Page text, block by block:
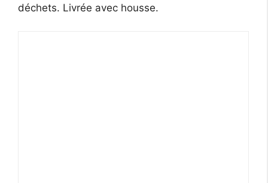
déchets. Livrée avec housse.